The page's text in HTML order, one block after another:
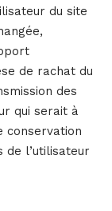
du site
de rachat du
des
qui serait à
conservation
de l’utilisateur